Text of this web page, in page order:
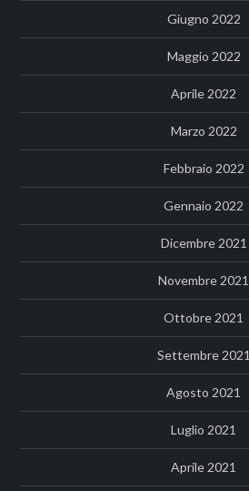
Giugno 2022
Maggio 2022
Aprile 2022
Marzo 2022
Febbraio 2022
Gennaio 2022
Dicembre 2021
Novembre 2021
Ottobre 2021
Settembre 2021
Agosto 2021
Luglio 2021
Aprile 2021